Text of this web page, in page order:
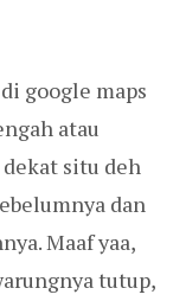
google maps
atau
dekat situ deh
dan
Maaf yaa,
tutup,